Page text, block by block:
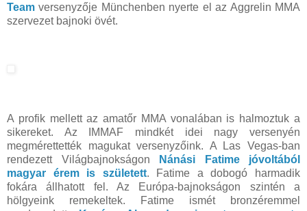
Team versenyzője Münchenben nyerte el az Aggrelin MMA
szervezet bajnoki övét.
A profik mellett az amatőr MMA vonalában is halmoztuk a
sikereket. Az IMMAF mindkét idei nagy versenyén
megmérettették magukat versenyzőink. A Las Vegas-ban
rendezett Világbajnokságon
Nánási Fatime jóvoltából
magyar érem is született. Fatime a dobogó harmadik
fokára állhatott fel. Az Európa-bajnokságon szintén a
hölgyeink remekeltek. Fatime ismét bronzéremmel